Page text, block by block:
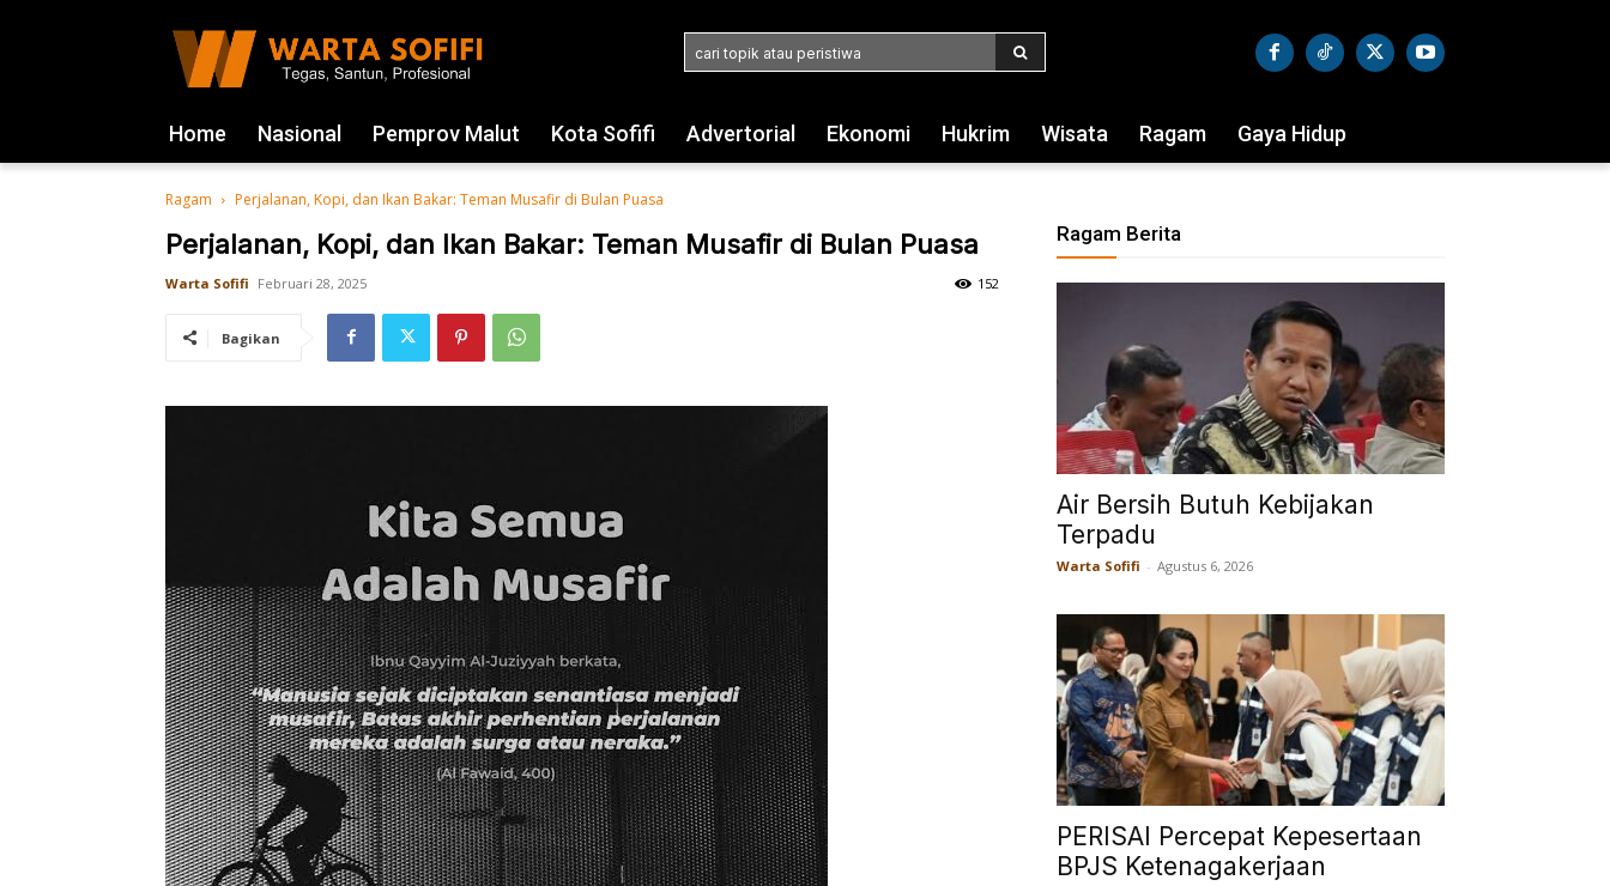
cari topik atau peristiwa
Home Nasional Pemprov Malut Kota Sofifi Advertorial Ekonomi Hukrim Wisata Ragam Gaya Hidup
Ragam Perjalanan, Kopi, dan Ikan Bakar: Teman Musafir di Bulan Puasa
Perjalanan, Kopi, dan Ikan Bakar: Teman Musafir di Bulan Puasa
Warta Sofifi Februari 28, 2025 152
Bagikan
Ragam Berita
Air Bersih Butuh Kebijakan
Terpadu
Warta Sofifi - Agustus 6, 2026
PERISAI Percepat Kepesertaan
BPJS Ketenagakerjaan